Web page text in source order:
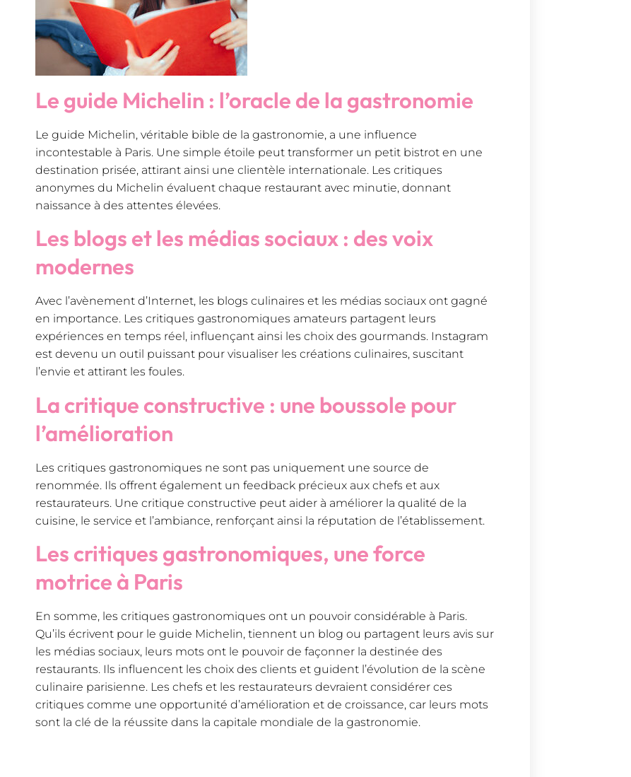
Le guide Michelin : l’oracle de la gastronomie
Le guide Michelin, véritable bible de la gastronomie, a une influence
incontestable à Paris. Une simple étoile peut transformer un petit bistrot en une
destination prisée, attirant ainsi une clientèle internationale. Les critiques
anonymes du Michelin évaluent chaque restaurant avec minutie, donnant
naissance à des attentes élevées.
Les blogs et les médias sociaux : des voix
modernes
Avec l’avènement d’Internet, les blogs culinaires et les médias sociaux ont gagné
en importance. Les critiques gastronomiques amateurs partagent leurs
expériences en temps réel, influençant ainsi les choix des gourmands. Instagram
est devenu un outil puissant pour visualiser les créations culinaires, suscitant
l’envie et attirant les foules.
La critique constructive : une boussole pour
l’amélioration
Les critiques gastronomiques ne sont pas uniquement une source de
renommée. Ils offrent également un feedback précieux aux chefs et aux
restaurateurs. Une critique constructive peut aider à améliorer la qualité de la
cuisine, le service et l’ambiance, renforçant ainsi la réputation de l’établissement.
Les critiques gastronomiques, une force
motrice à Paris
En somme, les critiques gastronomiques ont un pouvoir considérable à Paris.
Qu’ils écrivent pour le guide Michelin, tiennent un blog ou partagent leurs avis sur
les médias sociaux, leurs mots ont le pouvoir de façonner la destinée des
restaurants. Ils influencent les choix des clients et guident l’évolution de la scène
culinaire parisienne. Les chefs et les restaurateurs devraient considérer ces
critiques comme une opportunité d’amélioration et de croissance, car leurs mots
sont la clé de la réussite dans la capitale mondiale de la gastronomie.